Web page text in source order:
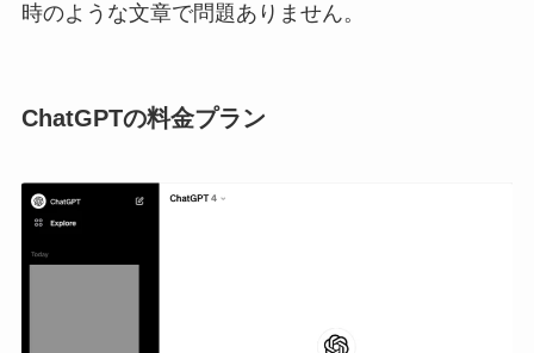
時のような文章で問題ありません。
ChatGPTの料金プラン